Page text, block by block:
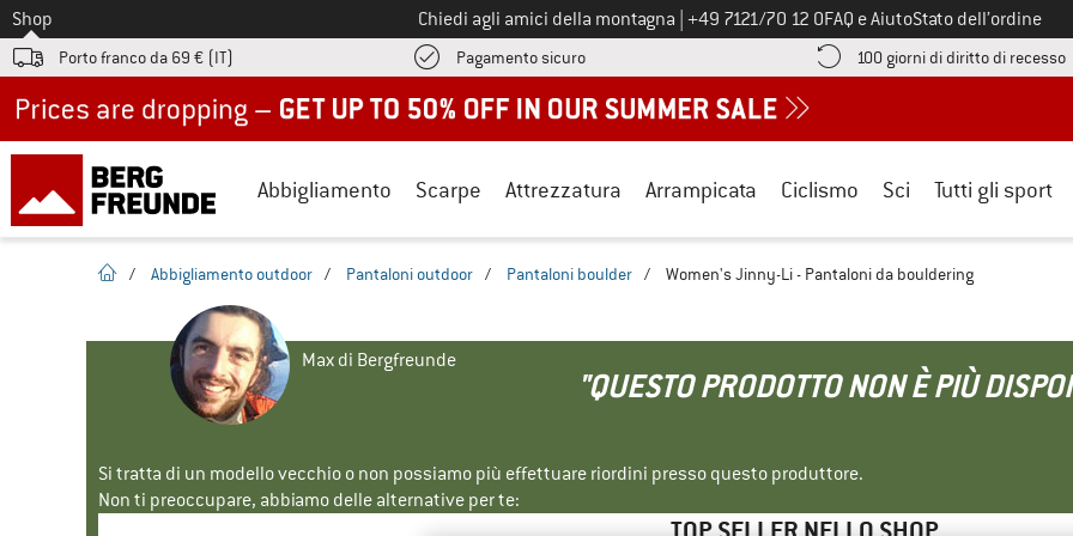
Allo
Shop Chiedi agli amici della montagna Chiamaci al numero
+49 7121/70 12 0FAQ e AiutoStato dell’ordine
Porto franco da 69 € (IT) Pagamento sicuroQui trovi le informazioni di pagamento! Si apre in una casella
100 giorni di diritto di recesso
Abbigliamento Scarpe Attrezzatura Arrampicata Ciclismo Sci Tutti gli sport
pagina iniziale
/ Abbigliamento outdoor / Pantaloni outdoor / Pantaloni boulder / Women's Jinny-Li - Pantaloni da bouldering
Max di Bergfreunde
"QUESTO PRODOTTO NON È PIÙ
Si tratta di un modello vecchio o non possiamo più effettuare riordini presso questo produttore.
Non ti preoccupare, abbiamo delle alternative per te: